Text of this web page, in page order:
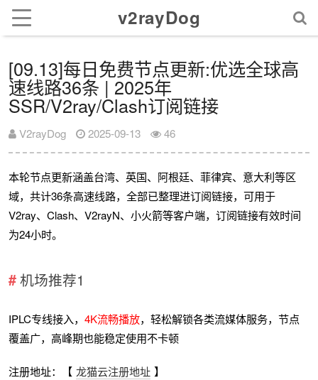
v2rayDog
[09.13]每日免费节点更新:优选全球高
速线路36条 | 2025年
SSR/V2ray/Clash订阅链接
V2rayDog 2025-09-13 46
本轮节点更新涵盖台湾、英国、阿根廷、菲律宾、意大利等区
域，共计36条高速线路，全部已整理进订阅链接，可用于
V2ray、Clash、V2rayN、小火箭等客户端，订阅链接有效时间
为24小时。
机场推荐1
IPLC专线接入，4K流畅播放，轻松解锁各类流媒体服务，节点
覆盖广，高峰期也能稳定使用不卡顿
注册地址：【 龙猫云注册地址 】